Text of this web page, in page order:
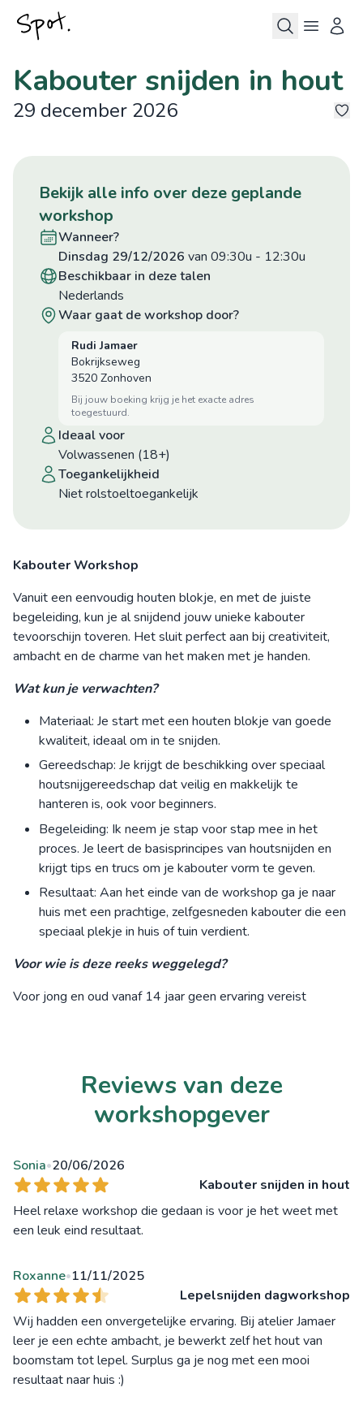
Kabouter snijden in hout
29 december 2026
bekijk alle info over deze geplande
workshop
wanneer?
dinsdag 29/12/2026 van 09:30u - 12:30u
beschikbaar in deze talen
Nederlands
waar gaat de workshop door?
Rudi Jamaer
Bokrijkseweg
3520 Zonhoven
bij jouw boeking krijg je het exacte adres
toegestuurd.
ideaal voor
Volwassenen (18+)
toegankelijkheid
niet rolstoeltoegankelijk
Kabouter Workshop
Vanuit een eenvoudig houten blokje, en met de juiste
begeleiding, kun je al snijdend jouw unieke kabouter
tevoorschijn toveren. Het sluit perfect aan bij creativiteit,
ambacht en de charme van het maken met je handen.
Wat kun je verwachten?
Materiaal: Je start met een houten blokje van goede
kwaliteit, ideaal om in te snijden.
Gereedschap: Je krijgt de beschikking over speciaal
houtsnijgereedschap dat veilig en makkelijk te
hanteren is, ook voor beginners.
Begeleiding: Ik neem je stap voor stap mee in het
proces. Je leert de basisprincipes van houtsnijden en
krijgt tips en trucs om je kabouter vorm te geven.
Resultaat: Aan het einde van de workshop ga je naar
huis met een prachtige, zelfgesneden kabouter die een
speciaal plekje in huis of tuin verdient.
Voor wie is deze reeks weggelegd?
Voor jong en oud vanaf 14 jaar geen ervaring vereist
Reviews van deze
workshopgever
Sonia•20/06/2026
Kabouter snijden in hout
Heel relaxe workshop die gedaan is voor je het weet met
een leuk eind resultaat.
Roxanne•11/11/2025
Lepelsnijden dagworkshop
Wij hadden een onvergetelijke ervaring. Bij atelier Jamaer
leer je een echte ambacht, je bewerkt zelf het hout van
boomstam tot lepel. Surplus ga je nog met een mooi
resultaat naar huis :)